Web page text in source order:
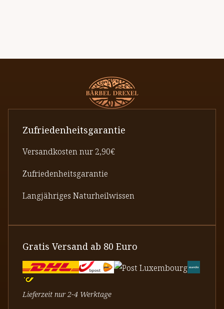
Zufriedenheitsgarantie
Versandkosten nur 2,90€
Zufriedenheitsgarantie
Langjähriges Naturheilwissen
Gratis Versand ab 80 Euro
Lieferzeit nur 2-4 Werktage